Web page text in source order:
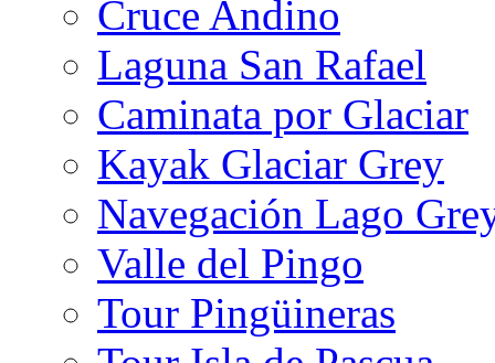
Cruce Andino
Laguna San Rafael
Caminata por Glaciar
Kayak Glaciar Grey
Navegación Lago
Valle del Pingo
Tour Pingüineras